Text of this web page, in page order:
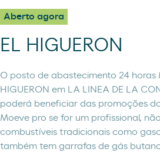
Aberto agora
EL HIGUERON
O posto de abastecimento 24 horas
HIGUERON em LA LINEA DE LA
poderá beneficiar das promoções
Moeve pro se for um profissional,
combustíveis tradicionais como
também tem garrafas de gás